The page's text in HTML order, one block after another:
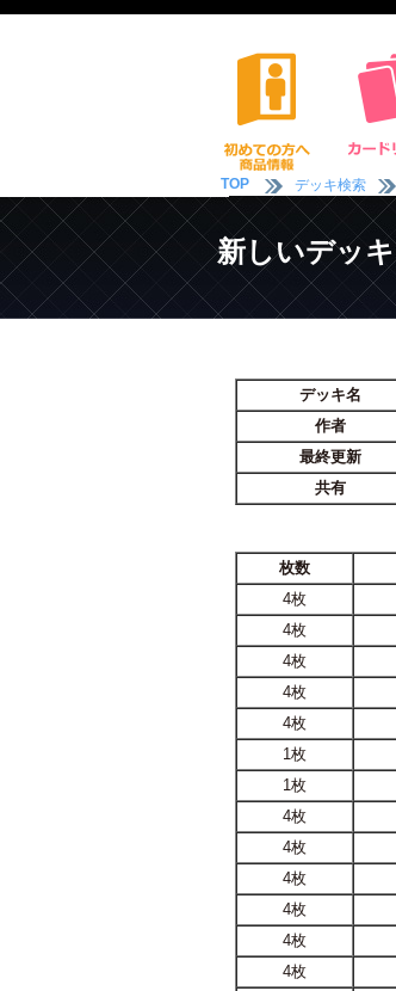
TOP デッキ検索
新しいデッキ
デッキ名
作者
最終更新
共有
枚数
4枚
4枚
4枚
4枚
4枚
1枚
1枚
4枚
4枚
4枚
4枚
4枚
4枚